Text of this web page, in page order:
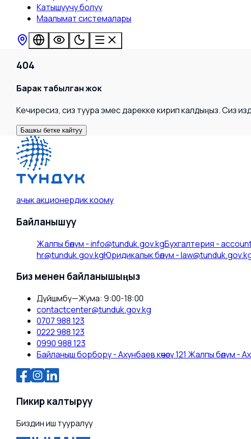
Катышуучу болуу
Маалымат системалары
404
Барак табылган жок
Кечиресиз, сиз туура эмес дарекке кирип калдыңыз. Сиз
Башкы бетке кайтуу
ачык акционердик коому
Байланышуу
Жалпы бөлүм -info@tunduk.gov.kgБухгалтерия -
hr@tunduk.gov.kgЮридикалык бөлүм -
Биз менен байланышыңыз
Дүйшөмбү—Жума: 9:00-18:00
contactcenter@tunduk.gov.kg
0707 988 123
0222 988 123
0990 988 123
Байланыш борбору - Ахунбаев көчөсү 121 Жалпы бөлүм -
Пикир калтыруу
Биздин иш тууралуу